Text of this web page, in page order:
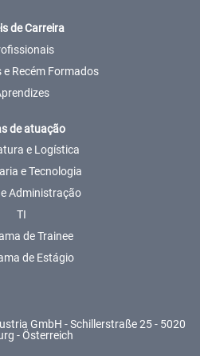
de Carreira
Recém Formados
de atuação
e Logística
e Tecnologia
Administração
TI
de Trainee
de Estágio
GmbH - Schillerstraße 25 - 5020
- Österreich